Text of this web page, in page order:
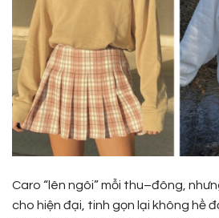
Caro “lên ngôi” mỗi thu–đông,
cho hiện đại, tinh gọn lại không hề